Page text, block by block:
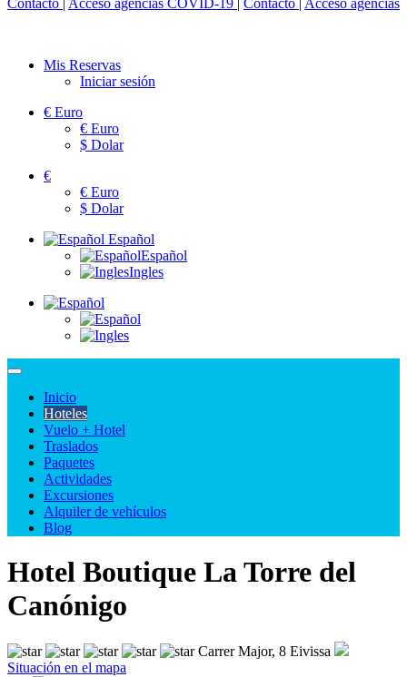
Mis Reservas
Iniciar sesión
€ Euro
€ Euro
$ Dolar
€
€ Euro
$ Dolar
Español
Español
Ingles
Inicio
Hoteles
Vuelo + Hotel
Traslados
Paquetes
Actividades
Excursiones
Alquiler de vehículos
Blog
Hotel Boutique La Torre del
Canónigo
Carrer Major, 8 Eivissa
Situación en el mapa